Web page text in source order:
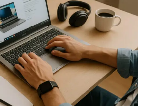
ПО
ОТЗЫВАМ
АВТОВЛАДЕЛЬЦЕВ
В
КИЕВЕ
(2026)